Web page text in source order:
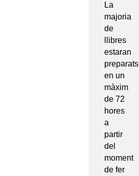
La
majoria
de
llibres
estaran
preparats
en un
màxim
de 72
hores
a
partir
del
moment
de fer